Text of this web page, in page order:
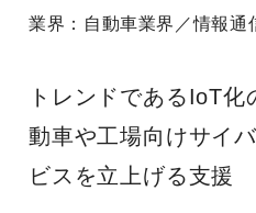
業界： 自動車業界／情報通
トレンドであるIoT化
動車や工場向けサイ
ビスを立上げる支援